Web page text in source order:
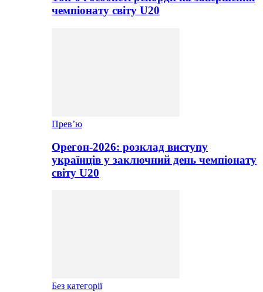
чемпіонату світу U20
Прев’ю
Орегон-2026: розклад виступу
українців у заключний день чемпіонату
світу U20
Без категорії